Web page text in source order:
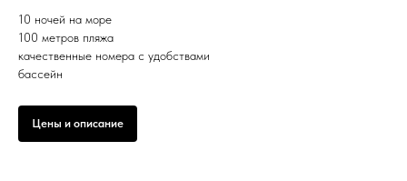
10 ночей на море
100 метров пляжа
качественные номера с удобствами
бассейн
Цены и описание